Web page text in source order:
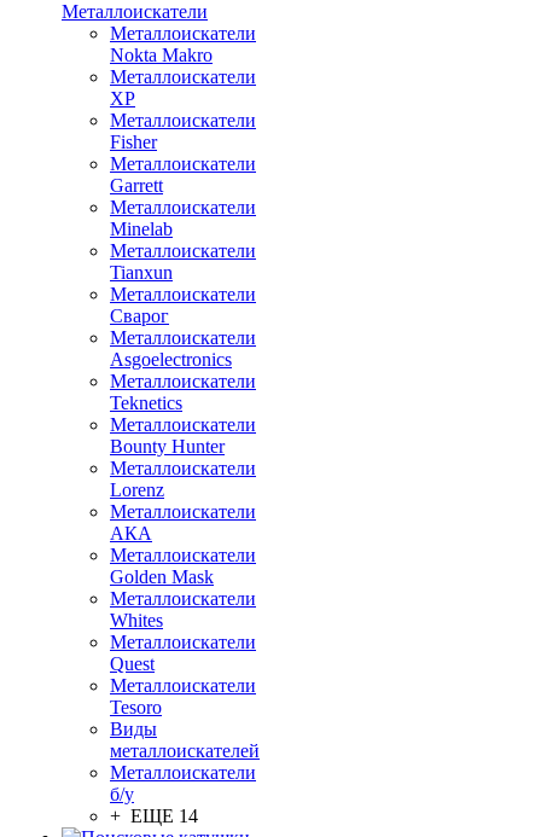
Металлоискатели
Металлоискатели
Nokta Makro
Металлоискатели
XP
Металлоискатели
Fisher
Металлоискатели
Garrett
Металлоискатели
Minelab
Металлоискатели
Tianxun
Металлоискатели
Сварог
Металлоискатели
Asgoelectronics
Металлоискатели
Teknetics
Металлоискатели
Bounty Hunter
Металлоискатели
Lorenz
Металлоискатели
АКА
Металлоискатели
Golden Mask
Металлоискатели
Whites
Металлоискатели
Quest
Металлоискатели
Tesoro
Виды
металлоискателей
Металлоискатели
б/у
+ ЕЩЕ 14